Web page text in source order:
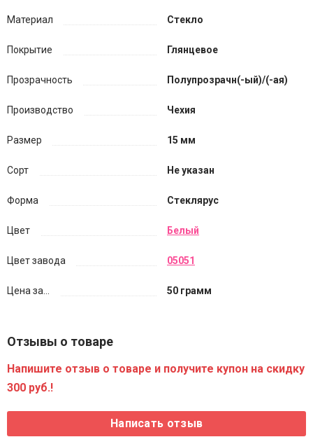
Материал Стекло
Покрытие Глянцевое
Прозрачность Полупрозрачн(-ый)/(-ая)
Производство Чехия
Размер 15 мм
Сорт Не указан
Форма Стеклярус
Цвет Белый
Цвет завода 05051
Цена за... 50 грамм
Отзывы о товаре
Напишите отзыв о товаре и получите купон на скидку
300 руб.!